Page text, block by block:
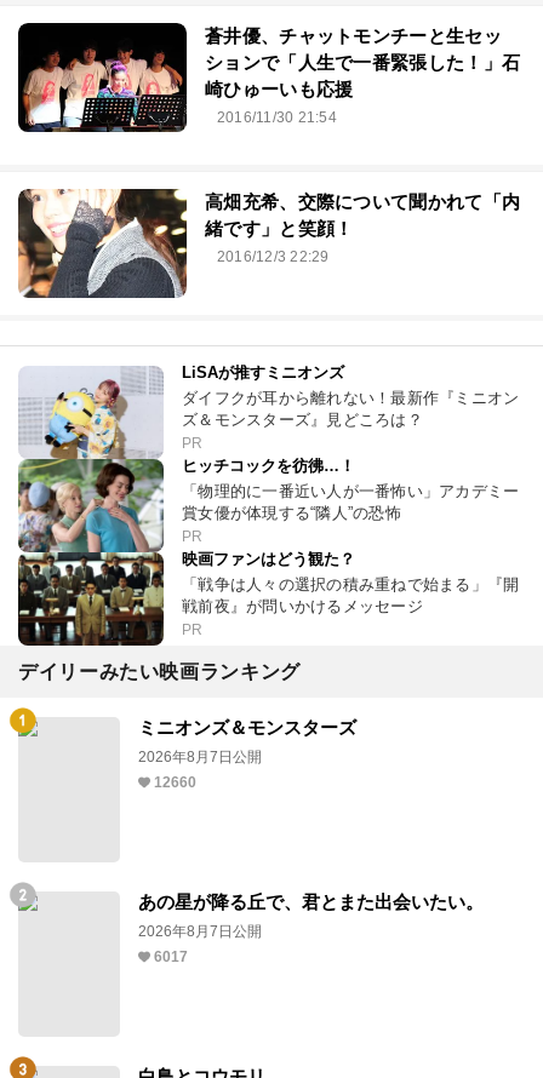
蒼井優、チャットモンチーと生セッ
ションで「人生で一番緊張した！」石
崎ひゅーいも応援
2016/11/30 21:54
高畑充希、交際について聞かれて「内
緒です」と笑顔！
2016/12/3 22:29
LiSAが推すミニオンズ
ダイフクが耳から離れない！最新作『ミニオン
ズ＆モンスターズ』見どころは？
PR
ヒッチコックを彷彿…！
「物理的に一番近い人が一番怖い」アカデミー
賞女優が体現する“隣人”の恐怖
PR
映画ファンはどう観た？
「戦争は人々の選択の積み重ねで始まる」『開
戦前夜』が問いかけるメッセージ
PR
デイリーみたい映画ランキング
ミニオンズ＆モンスターズ
2026年8月7日公開
12660
あの星が降る丘で、君とまた出会いたい。
2026年8月7日公開
6017